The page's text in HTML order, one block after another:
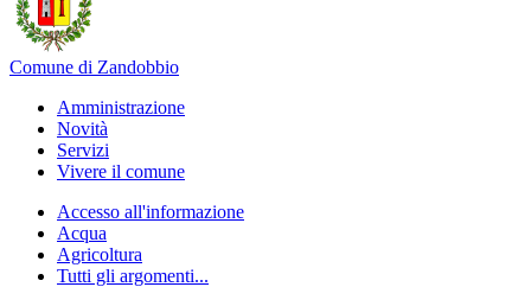
Comune di Zandobbio
Amministrazione
Novità
Servizi
Vivere il comune
Accesso all'informazione
Acqua
Agricoltura
Tutti gli argomenti...